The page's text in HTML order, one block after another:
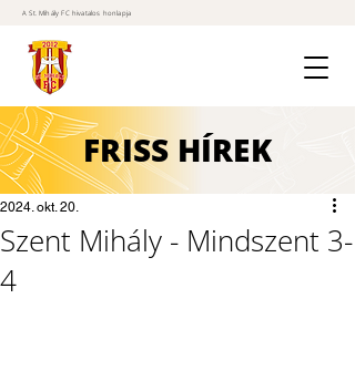
A St. Mihály FC hivatalos honlapja
FRISS HÍREK
Szent Mihály - Mindszent 3-
4
2024. okt. 20.